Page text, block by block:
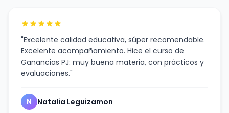
"Excelente calidad educativa, súper recomendable.
Excelente acompañamiento. Hice el curso de
Ganancias PJ: muy buena materia, con prácticos y
evaluaciones."
N Natalia Leguizamon